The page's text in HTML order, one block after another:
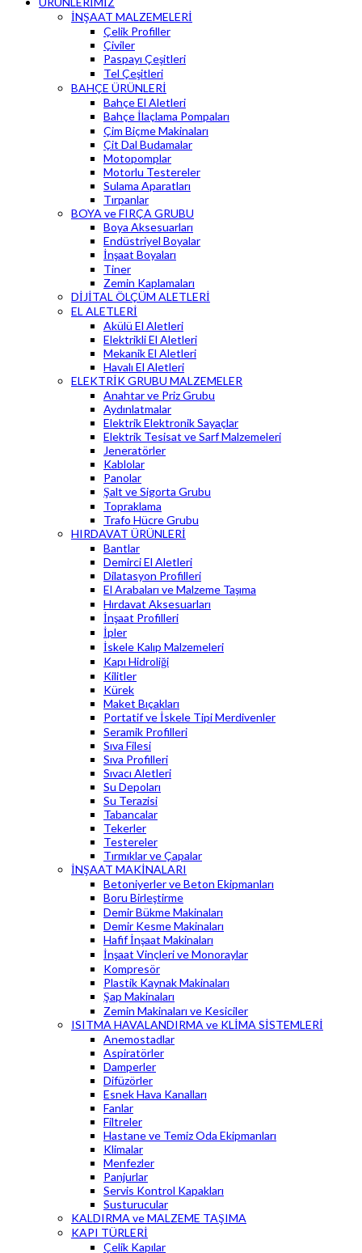
İNŞAAT MALZEMELERİ
Çelik Profiller
Çiviler
Paspayı Çeşitleri
Tel Çeşitleri
BAHÇE ÜRÜNLERİ
Bahçe El Aletleri
Bahçe İlaçlama Pompaları
Çim Biçme Makinaları
Çit Dal Budamalar
Motopomplar
Motorlu Testereler
Sulama Aparatları
Tırpanlar
BOYA ve FIRÇA GRUBU
Boya Aksesuarları
Endüstriyel Boyalar
İnşaat Boyaları
Tiner
Zemin Kaplamaları
DİJİTAL ÖLÇÜM ALETLERİ
EL ALETLERİ
Akülü El Aletleri
Elektrikli El Aletleri
Mekanik El Aletleri
Havalı El Aletleri
ELEKTRİK GRUBU MALZEMELER
Anahtar ve Priz Grubu
Aydınlatmalar
Elektrik Elektronik Sayaçlar
Elektrik Tesisat ve Sarf Malzemeleri
Jeneratörler
Kablolar
Panolar
Şalt ve Sigorta Grubu
Topraklama
Trafo Hücre Grubu
HIRDAVAT ÜRÜNLERİ
Bantlar
Demirci El Aletleri
Dilatasyon Profilleri
El Arabaları ve Malzeme Taşıma
Hırdavat Aksesuarları
İnşaat Profilleri
İpler
İskele Kalıp Malzemeleri
Kapı Hidroliği
Kilitler
Kürek
Maket Bıçakları
Portatif ve İskele Tipi Merdivenler
Seramik Profilleri
Sıva Filesi
Sıva Profilleri
Sıvacı Aletleri
Su Depoları
Su Terazisi
Tabancalar
Tekerler
Testereler
Tırmıklar ve Çapalar
İNŞAAT MAKİNALARI
Betoniyerler ve Beton Ekipmanları
Boru Birleştirme
Demir Bükme Makinaları
Demir Kesme Makinaları
Hafif İnşaat Makinaları
İnşaat Vinçleri ve Monoraylar
Kompresör
Plastik Kaynak Makinaları
Şap Makinaları
Zemin Makinaları ve Kesiciler
ISITMA HAVALANDIRMA ve KLİMA SİSTEMLERİ
Anemostadlar
Aspiratörler
Damperler
Difüzörler
Esnek Hava Kanalları
Fanlar
Filtreler
Hastane ve Temiz Oda Ekipmanları
Klimalar
Menfezler
Panjurlar
Servis Kontrol Kapakları
Susturucular
KALDIRMA ve MALZEME TAŞIMA
KAPI TÜRLERİ
Çelik Kapılar